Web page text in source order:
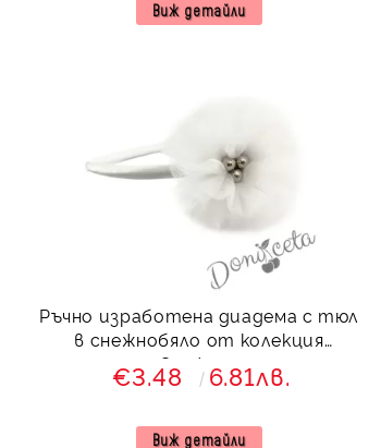
Виж детайли
Ръчно изработена диадема с тюл
в снежнобяло от колекция
Снежина
€3.48 6.81лв.
Виж детайли